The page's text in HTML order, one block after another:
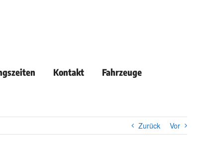
Kontakt Fahrzeuge
Zurück Vor